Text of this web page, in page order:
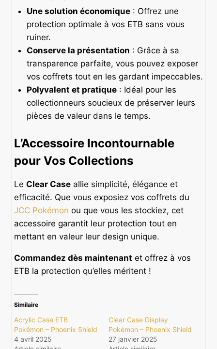
Une solution économique: Offrez une
protection optimale à vos ETB sans vous
ruiner.
Conserve la présentation : Grâce à sa
transparence parfaite, vous pouvez exposer
vos coffrets tout en les gardant impeccables.
Polyvalent et pratique: Idéal pour les
collectionneurs soucieux de préserver leurs
pièces de valeur dans le temps.
L’Accessoire Incontournable
pour Vos Collections
Le Clear Case allie simplicité, élégance et
efficacité. Que vous exposiez vos coffrets du
JCC Pokémon ou que vous les stockiez, cet
accessoire garantit leur protection tout en
mettant en valeur leur design unique.
Commandez dès maintenant et offrez à vos
ETB la protection qu’elles méritent !
Similaire
Acrylic Case ETB
Pokémon – Phoenix Shield
4 avril 2025
Clear Case Display
Pokémon – Phoenix Shield
27 janvier 2025